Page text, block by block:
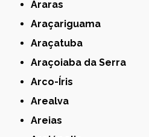
Araras
Araçariguama
Araçatuba
Araçoiaba da Serra
Arco-Íris
Arealva
Areias